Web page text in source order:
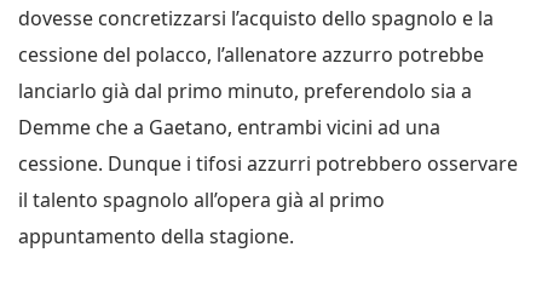
dovesse concretizzarsi l’acquisto dello spagnolo e la
cessione del polacco, l’allenatore azzurro potrebbe
lanciarlo già dal primo minuto, preferendolo sia a
Demme che a Gaetano, entrambi vicini ad una
cessione. Dunque i tifosi azzurri potrebbero osservare
il talento spagnolo all’opera già al primo
appuntamento della stagione.